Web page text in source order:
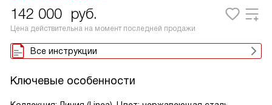
142 000 руб.
Цена действительна на момент последней продажи
Все инструкции
Ключевые особенности